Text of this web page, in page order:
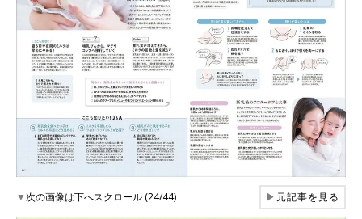
▼次の画像は下へスクロール (24/44) ▶元記事を見る